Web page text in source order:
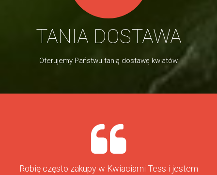
TANIA DOSTAWA
Oferujemy Państwu tanią dostawę kwiatów
Robię często zakupy w Kwiaciarni Tess i jestem